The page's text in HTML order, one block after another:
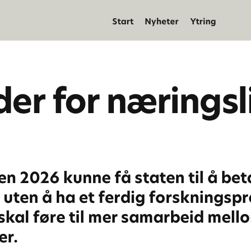
Start Nyheter Ytring
for
2026 kunne få staten til å
å ha et ferdig
føre til mer samarbeid